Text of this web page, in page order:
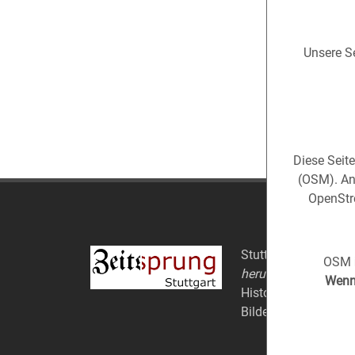
Stuttgart aus der
herum).
Historische Fotos
Bildern.
Unsere
Diese
(OSM).